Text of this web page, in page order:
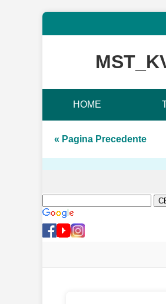
HOME
« Pagina Precedente